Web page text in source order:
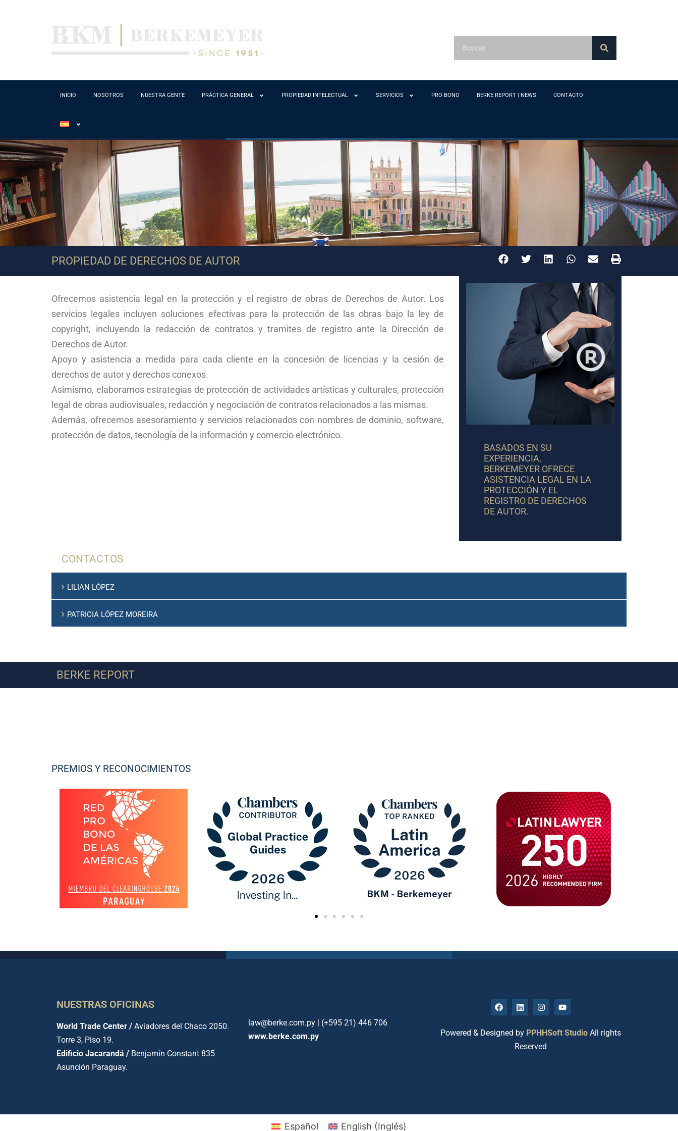
INICIO NOSOTROS NUESTRA GENTE PRÁCTICA GENERAL PROPIEDAD INTELECTUAL SERVICIOS PRO BONO BERKE REPORT | NEWS CONTACTO
PROPIEDAD DE DERECHOS DE AUTOR
Ofrecemos asistencia legal en la protección y el registro de obras de Derechos de Autor. Los
servicios legales incluyen soluciones efectivas para la protección de las obras bajo la ley de
copyright, incluyendo la redacción de contratos y tramites de registro ante la Dirección de
Derechos de Autor.
Apoyo y asistencia a medida para cada cliente en la concesión de licencias y la cesión de
derechos de autor y derechos conexos.
Asimismo, elaboramos estrategias de protección de actividades artísticas y culturales, protección
legal de obras audiovisuales, redacción y negociación de contratos relacionados a las mismas.
Además, ofrecemos asesoramiento y servicios relacionados con nombres de dominio, software,
protección de datos, tecnología de la información y comercio electrónico.
BASADOS EN SU
EXPERIENCIA,
BERKEMEYER OFRECE
ASISTENCIA LEGAL EN LA
PROTECCIÓN Y EL
REGISTRO DE DERECHOS
DE AUTOR.
CONTACTOS
› LILIAN LÓPEZ
› PATRICIA LÓPEZ MOREIRA
BERKE REPORT
PREMIOS Y RECONOCIMIENTOS
NUESTRAS OFICINAS
World Trade Center / Aviadores del Chaco 2050.
Torre 3, Piso 19.
Edificio Jacarandá / Benjamín Constant 835
Asunción Paraguay.
law@berke.com.py | (+595 21) 446 706
www.berke.com.py
Powered & Designed by PPHHSoft StudioAll rights
Reserved
Español English (Inglés)